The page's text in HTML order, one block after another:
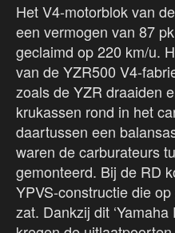
Het V4-motorblok van
een vermogen van 87
geclaimd op 220 km/u.
van de YZR500 V4-
zoals de YZR draaiden
krukassen rond in het
daartussen een
waren de carburateurs
gemonteerd. Bij de RD
YPVS-constructie die
zat. Dankzij dit